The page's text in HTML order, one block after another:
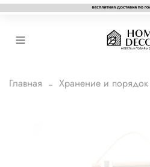
Главная Хранение и порядок